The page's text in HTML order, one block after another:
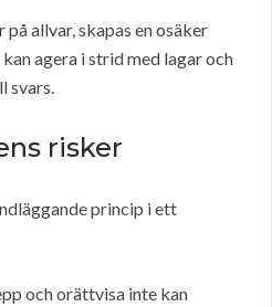
allvar, skapas en osäker
agera i strid med lagar och
svars.
risker
princip i ett
och orättvisa inte kan